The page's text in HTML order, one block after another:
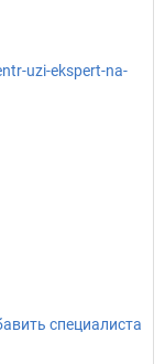
uzi-ekspert-na-
специалиста